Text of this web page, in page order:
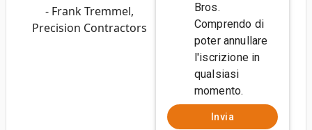
Bros.
Comprendo di
poter annullare
l'iscrizione in
qualsiasi
momento.
Invia
- Frank Tremmel,
Precision Contractors